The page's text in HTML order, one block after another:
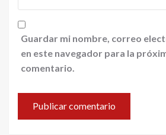
Guardar mi nombre, correo
en este navegador para la
comentario.